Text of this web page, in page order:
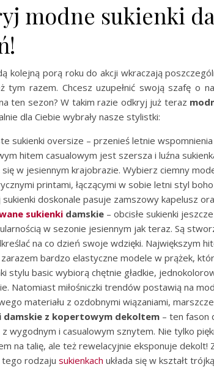
modne sukienki
kolejną porą roku do akcji wkraczają
tym razem. Chcesz uzupełnić swoją szafę o
ten sezon? W takim razie odkryj już teraz
dla Ciebie wybrały nasze stylistki:
sukienki oversize – przenieś letnie
hitem casualowym jest szersza i luźna
w jesiennym krajobrazie. Wybierz ciemny
printami, łączącymi w sobie letni styl
sukienki doskonale pasuje zamszowy kapelusz
sukienki damskie – obcisłe sukienki
w sezonie jesiennym jak teraz. Są
na co dzień swoje wdzięki. Największym
zarazem bardzo elastyczne modele w prążek,
stylu basic wybiorą chętnie gładkie,
Natomiast miłośniczki trendów postawią na
materiału z ozdobnymi wiązaniami,
damskie z kopertowym dekoltem – ten fason
z wygodnym i casualowym sznytem. Nie tylko
na talię, ale też rewelacyjnie eksponuje
rodzaju sukienkach układa się w kształt